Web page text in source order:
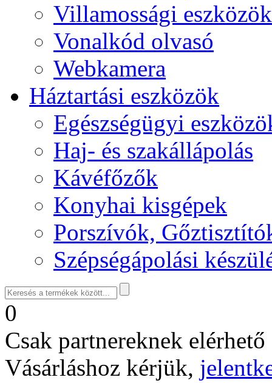
Villamossági eszközök
Vonalkód olvasó
Webkamera
Háztartási eszközök
Egészségügyi
Haj- és szakállápolás
Kávéfőzők
Konyhai kisgépek
Porszívók,
Szépségápolási
0
Csak partnereknek
Vásárláshoz kérjük,